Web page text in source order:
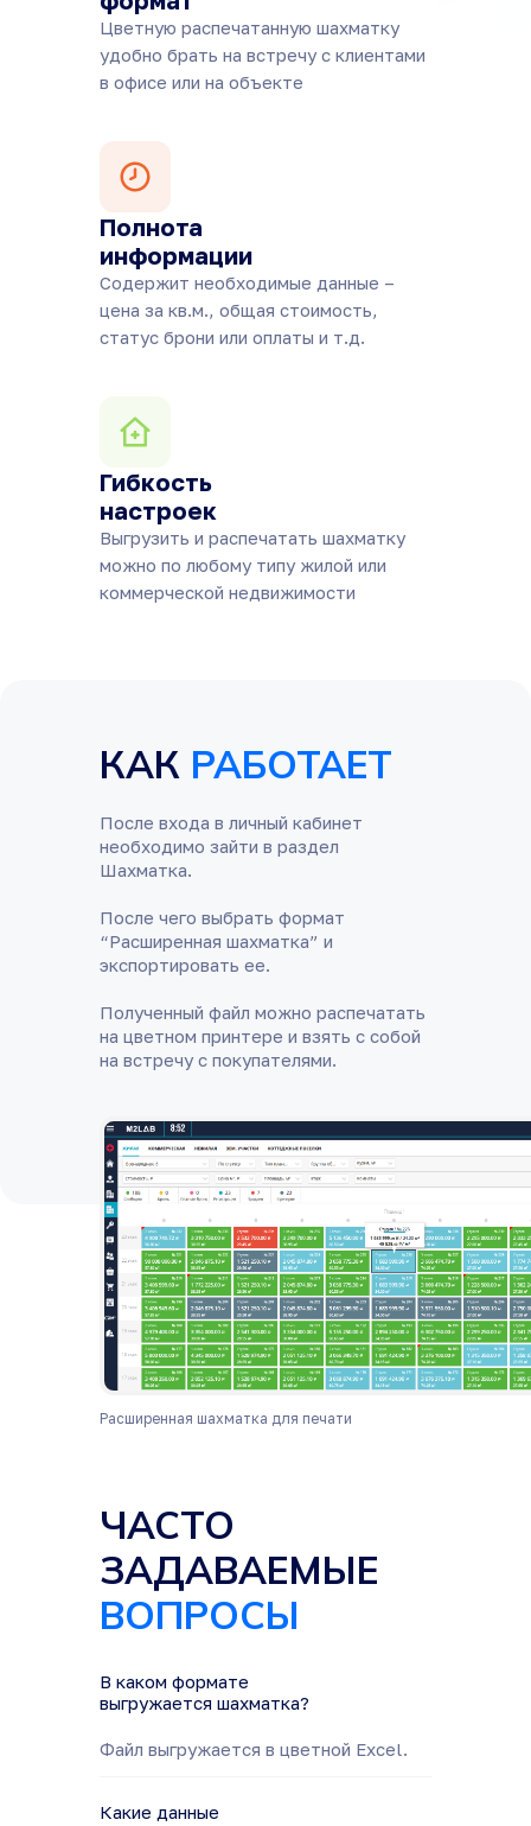
Гибкость
настроек
Выгрузить и распечатать шахматку
можно по любому типу жилой или
коммерческой недвижимости
Полнота
информации
Содержит необходимые данные –
цена за кв.м., общая стоимость,
статус брони или оплаты и т.д.
Цветную распечатанную шахматку
удобно брать на встречу с клиентами
в офисе или на объекте
После входа в личный кабинет
необходимо зайти в раздел
Шахматка.
После чего выбрать формат
“Расширенная шахматка” и
экспортировать ее.
Полученный файл можно распечатать
на цветном принтере и взять с собой
на встречу с покупателями.
Расширенная шахматка для печати
КАК РАБОТАЕТ
ЧАСТО
ЗАДАВАЕМЫЕ
ВОПРОСЫ
В каком формате
выгружается шахматка?
Файл выгружается в цветной Excel.
Какие данные